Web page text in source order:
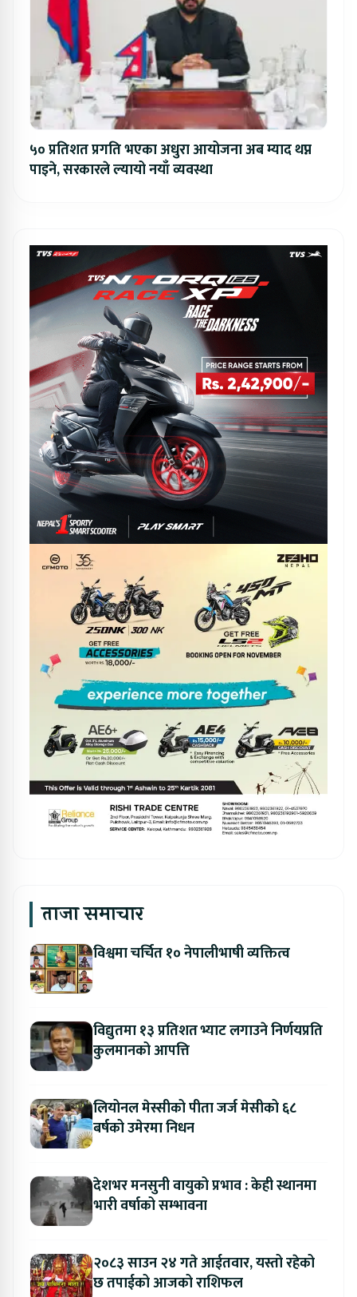
५० प्रतिशत प्रगति भएका अधुरा आयोजना अब म्याद थप्न
पाइने, सरकारले ल्यायो नयाँ व्यवस्था
ताजा समाचार
विश्वमा चर्चित १० नेपालीभाषी व्यक्तित्व
विद्युतमा १३ प्रतिशत भ्याट लगाउने निर्णयप्रति
कुलमानको आपत्ति
लियोनल मेस्सीको पीता जर्ज मेसीको ६८
बर्षको उमेरमा निधन
देशभर मनसुनी वायुको प्रभाव : केही स्थानमा
भारी वर्षाको सम्भावना
२०८३ साउन २४ गते आईतवार, यस्तो रहेको
छ तपाईको आजको राशिफल